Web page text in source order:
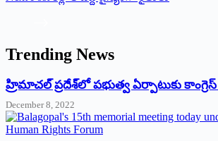
Trending News
‌హ్రిమాచల్‌ ‌ప్రదేశ్‌లో పభుత్వ ఏర్పాటుకు
December 8, 2022